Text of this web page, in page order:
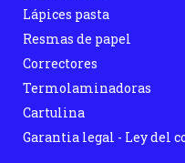
Lápices pasta
Resmas de papel
Correctores
Termolaminadoras
Cartulina
Garantia legal - Ley del